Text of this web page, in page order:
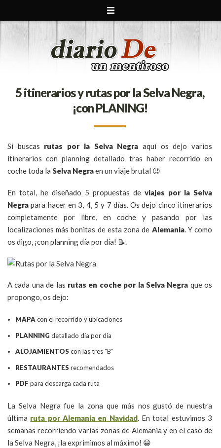
5 itinerarios y rutas por la Selva Negra,
¡con PLANING!
Si buscas rutas por la Selva Negra aquí os dejo varios
itinerarios con planning detallado tras haber recorrido en
coche toda la Selva Negraen un viaje brutal 😉
En total, he diseñado 5 propuestas deviajes por la Selva
Negra para hacer en 3, 4, 5 y 7 días. Os dejo cinco itinerarios
completamente por libre, en coche y pasando por las
localizaciones más bonitas de esta zona de Alemania. Y como
os digo, ¡con planning día por día! 📝.
A cada una de las rutas en coche por la Selva Negra que os
propongo, os dejo:
MAPA con el recorrido y ubicaciones
PLANNING detallado día por día
ALOJAMIENTOS con las tres “B”
RESTAURANTES recomendados
PDF para descarga cada ruta
La Selva Negra fue la zona que más nos gustó de nuestra
última ruta por Alemania en Navidad. En total estuvimos 3
semanas recorriendo varias zonas de Alemania y en el caso de
la Selva Negra, ¡la exprimimos al máximo! 😀